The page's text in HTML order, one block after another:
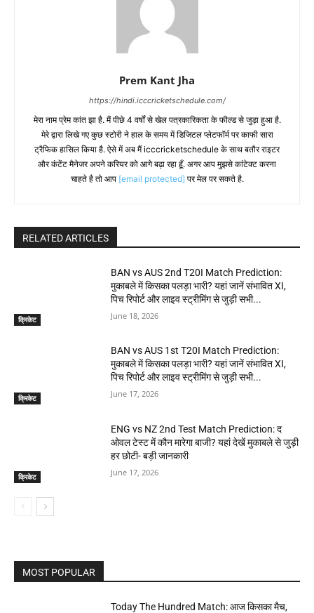
Prem Kant Jha
https://hindi.icccricketschedule.com/
मेरा नाम प्रेम कांत झा है. मैं पीछे 4 वर्षों से खेल पत्रकारिकता के फील्ड से जुड़ा हुआ है.
मेरे द्वारा लिखे गए कुछ स्टोरी ने हाल के समय में डिजिटल प्लेटफॉर्म पर काफी सारा
ट्रैफिक हासिल किया है. ऐसे में अब मैं icccricketschedule के साथ बतौर राइटर
और कंटेंट मैनेजर अपने करियर को आगे बढ़ा रहा हूँ. अगर आप मुझसे कांटेक्ट करना
चाहते है तो आप [email protected] पर मेल पर सकते है.
RELATED ARTICLES
क्रिकेट
BAN vs AUS 2nd T20I Match Prediction:
मुकाबले में किसका पलड़ा भारी? यहां जानें संभावित XI,
पिच रिपोर्ट और लाइव स्ट्रीमिंग से जुड़ी सभी...
June 18, 2026
क्रिकेट
BAN vs AUS 1st T20I Match Prediction:
मुकाबले में किसका पलड़ा भारी? यहां जानें संभावित XI,
पिच रिपोर्ट और लाइव स्ट्रीमिंग से जुड़ी सभी...
June 17, 2026
क्रिकेट
ENG vs NZ 2nd Test Match Prediction: द
ओवल टेस्ट में कौन मारेगा बाजी? यहां देखें मुकाबले से जुड़ी
हर छोटी- बड़ी जानकारी
June 17, 2026
MOST POPULAR
Today The Hundred Match: आज किसका मैच,